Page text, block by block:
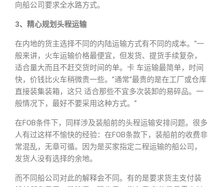
向船公司要求全水路方式。
3、精心规划头程运输
在内地的货主选择不同的内陆运输方式有不同的成本。“一
般来讲，火车运输价格最便宜，但发货、提货手续复杂，
适合量大而且不赶交货时间的单。卡 车运输最简单，时间
快，价钱比火车稍微贵一些。”通常“最贵的是在工厂或仓库
直接装集装箱，这只 适合那些不宜多次装卸的易碎品。一
般情况下，最好不要采用这种方式。”
在FOB条件下，同样涉及装船前的头程运输安排问题。很多
人有过这样不愉快的经验：在FOB条款下，装船前的收费非
常混乱，无章可循。因为是买家指定二程运输的船公司，
发货人没有选择的余地。
而不同船公司对此的解释会不同。有的是要求货主支付装